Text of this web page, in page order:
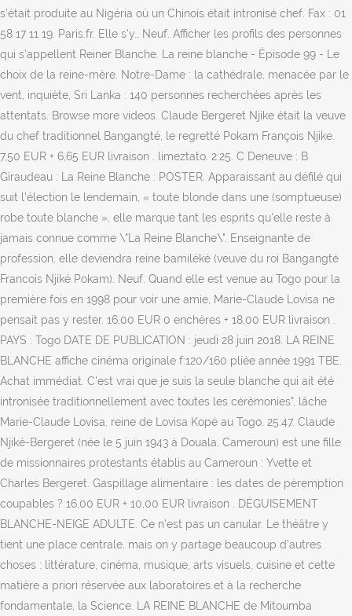
s’était produite au Nigéria où un Chinois était intronisé chef. Fax : 01
58 17 11 19. Paris.fr. Elle s’y… Neuf. Afficher les profils des personnes
qui s’appellent Reiner Blanche. La reine blanche - Épisode 99 - Le
choix de la reine-mère. Notre-Dame : la cathédrale, menacée par le
vent, inquiète, Sri Lanka : 140 personnes recherchées après les
attentats. Browse more videos. Claude Bergeret Njike était la veuve
du chef traditionnel Bangangté, le regretté Pokam François Njike.
7,50 EUR + 6,65 EUR livraison . limeztato. 2:25. C Deneuve : B
Giraudeau : La Reine Blanche : POSTER. Apparaissant au défilé qui
suit l'élection le lendemain, « toute blonde dans une (somptueuse)
robe toute blanche », elle marque tant les esprits qu'elle reste à
jamais connue comme \"La Reine Blanche\". Enseignante de
profession, elle deviendra reine bamiléké (veuve du roi Bangangté
Francois Njiké Pokam). Neuf. Quand elle est venue au Togo pour la
première fois en 1998 pour voir une amie, Marie-Claude Lovisa ne
pensait pas y rester. 16,00 EUR 0 enchères + 18,00 EUR livraison .
PAYS : Togo DATE DE PUBLICATION : jeudi 28 juin 2018. LA REINE
BLANCHE affiche cinéma originale f:120/160 pliée année 1991 TBE.
Achat immédiat. C'est vrai que je suis la seule blanche qui ait été
intronisée traditionnellement avec toutes les cérémonies", lâche
Marie-Claude Lovisa, reine de Lovisa Kopé au Togo. 25:47. Claude
Njiké-Bergeret (née le 5 juin 1943 à Douala, Cameroun) est une fille
de missionnaires protestants établis au Cameroun : Yvette et
Charles Bergeret. Gaspillage alimentaire : les dates de péremption
coupables ? 16,00 EUR + 10,00 EUR livraison . DÉGUISEMENT
BLANCHE-NEIGE ADULTE. Ce n’est pas un canular. Le théâtre y
tient une place centrale, mais on y partage beaucoup d’autres
choses : littérature, cinéma, musique, arts visuels, cuisine et cette
matière a priori réservée aux laboratoires et à la recherche
fondamentale, la Science. LA REINE BLANCHE de Mitoumba